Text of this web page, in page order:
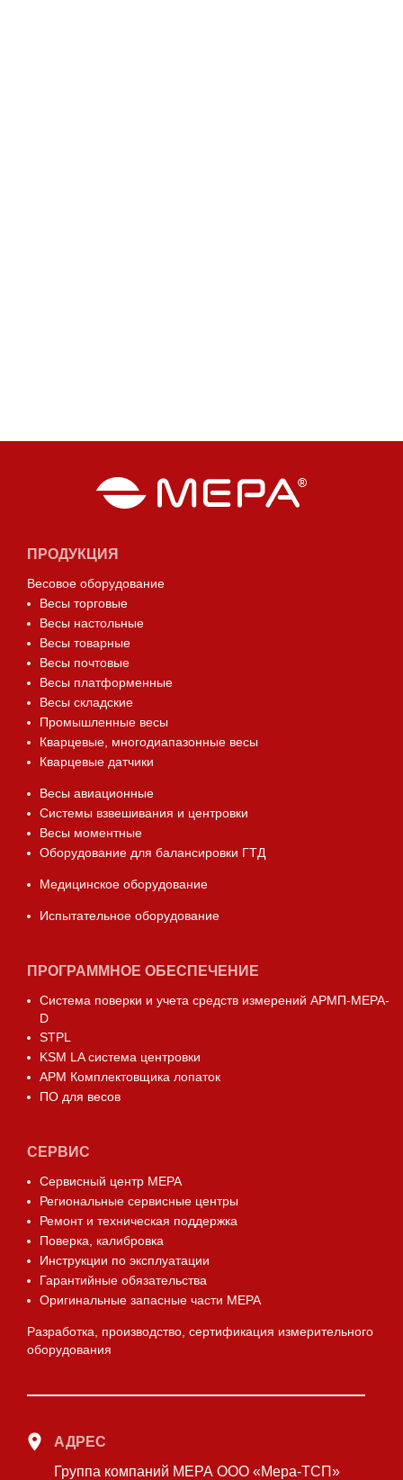
ПРОДУКЦИЯ
Весовое оборудование
Весы торговые
Весы настольные
Весы товарные
Весы почтовые
Весы платформенные
Весы складские
Промышленные весы
Кварцевые, многодиапазонные весы
Кварцевые датчики
Весы авиационные
Системы взвешивания и центровки
Весы моментные
Оборудование для балансировки ГТД
Медицинское оборудование
Испытательное оборудование
ПРОГРАММНОЕ ОБЕСПЕЧЕНИЕ
Система поверки и учета средств измерений АРМП-МЕРА-
D
STPL
KSM LA система центровки
АРМ Комплектовщика лопаток
ПО для весов
СЕРВИС
Сервисный центр МЕРА
Региональные сервисные центры
Ремонт и техническая поддержка
Поверка, калибровка
Инструкции по эксплуатации
Гарантийные обязательства
Оригинальные запасные части МЕРА
Разработка, производство, сертификация измерительного
оборудования
АДРЕС
Группа компаний МЕРА ООО «Мера-ТСП»